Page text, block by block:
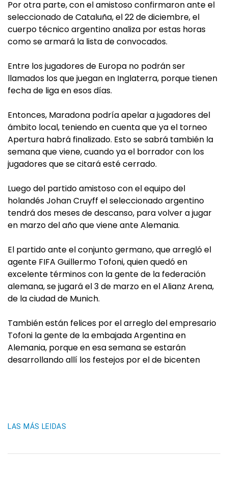
Por otra parte, con el amistoso confirmaron ante el
seleccionado de Cataluña, el 22 de diciembre, el
cuerpo técnico argentino analiza por estas horas
como se armará la lista de convocados.
Entre los jugadores de Europa no podrán ser
llamados los que juegan en Inglaterra, porque tienen
fecha de liga en esos días.
Entonces, Maradona podría apelar a jugadores del
ámbito local, teniendo en cuenta que ya el torneo
Apertura habrá finalizado. Esto se sabrá también la
semana que viene, cuando ya el borrador con los
jugadores que se citará esté cerrado.
Luego del partido amistoso con el equipo del
holandés Johan Cruyff el seleccionado argentino
tendrá dos meses de descanso, para volver a jugar
en marzo del año que viene ante Alemania.
El partido ante el conjunto germano, que arregló el
agente FIFA Guillermo Tofoni, quien quedó en
excelente términos con la gente de la federación
alemana, se jugará el 3 de marzo en el Alianz Arena,
de la ciudad de Munich.
También están felices por el arreglo del empresario
Tofoni la gente de la embajada Argentina en
Alemania, porque en esa semana se estarán
desarrollando allí los festejos por el de bicenten
LAS MÁS LEIDAS